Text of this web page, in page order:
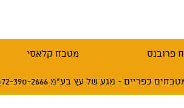
פרובנס מטבח קלאסי
כפריים - מגע של עץ בע"מ 072-390-2666